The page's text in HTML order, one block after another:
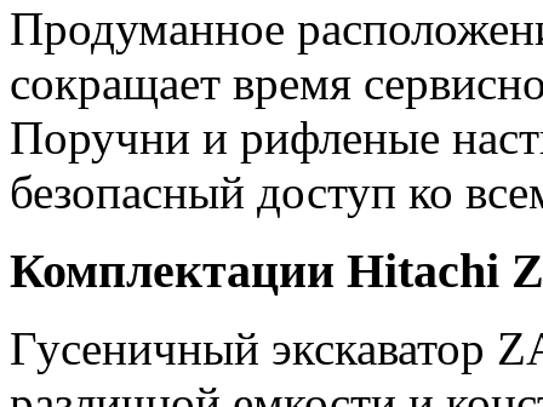
Продуманное
сокращает время
Поручни и рифленые
безопасный доступ ко
Комплектации Hitachi
Гусеничный экскаватор